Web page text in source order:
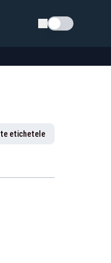
Schimba tema
etichetele